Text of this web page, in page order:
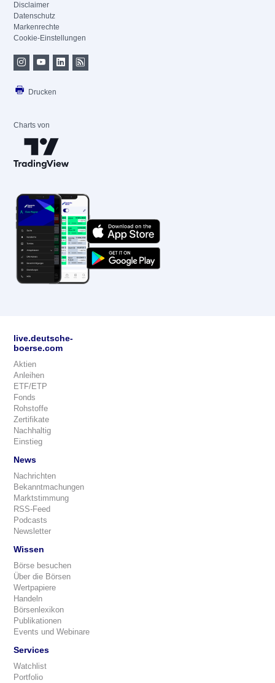
Disclaimer
Datenschutz
Markenrechte
Cookie-Einstellungen
Drucken
Charts von
live.deutsche-
boerse.com
Aktien
Anleihen
ETF/ETP
Fonds
Rohstoffe
Zertifikate
Nachhaltig
Einstieg
News
Nachrichten
Bekanntmachungen
Marktstimmung
RSS-Feed
Podcasts
Newsletter
Wissen
Börse besuchen
Über die Börsen
Wertpapiere
Handeln
Börsenlexikon
Publikationen
Events und Webinare
Services
Watchlist
Portfolio